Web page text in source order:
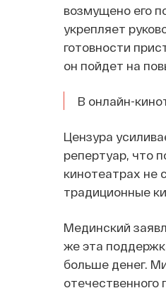
возмущено его
укрепляет
готовности
он пойдет на
В онлайн-
Цензура
репертуар, что
кинотеатрах не
традиционные
Мединский
же эта
больше денег.
отечественного